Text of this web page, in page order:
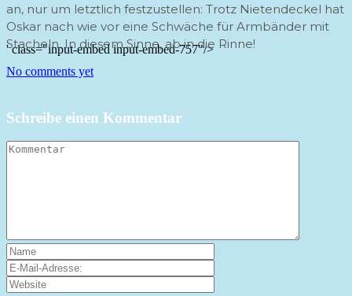
' class="input-embed input-embed-757"/>
an, nur um letztlich festzustellen: Trotz Nietendeckel hat
Oskar nach wie vor eine Schwäche für Armbänder mit
Stacheln. In diesem Sinne, ab in die Rinne!
No comments yet
Schreibe einen Kommentar